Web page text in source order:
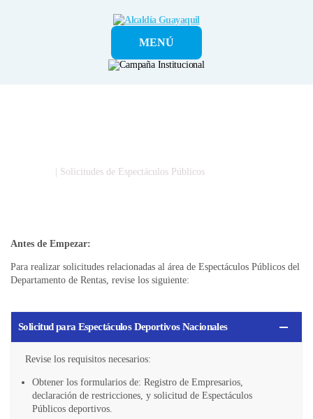
Alcaldía
GuayaquilMENÚ
| Solicitudes de Espectáculos Públicos
Antes de Empezar:
Para realizar solicitudes relacionadas al área de Espectáculos Públicos del
Departamento de Rentas, revise los siguiente:
Solicitud para Espectáculos Deportivos Nacionales
Revise los requisitos necesarios:
Obtener los formularios de: Registro de Empresarios,
declaración de restricciones, y solicitud de Espectáculos
Públicos deportivos.